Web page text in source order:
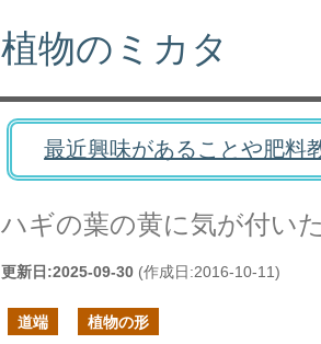
植物のミカタ
最近興味があることや肥料
ハギの葉の黄に気が付いた
更新日:2025-09-30 (作成日:2016-10-11)
道端 植物の形